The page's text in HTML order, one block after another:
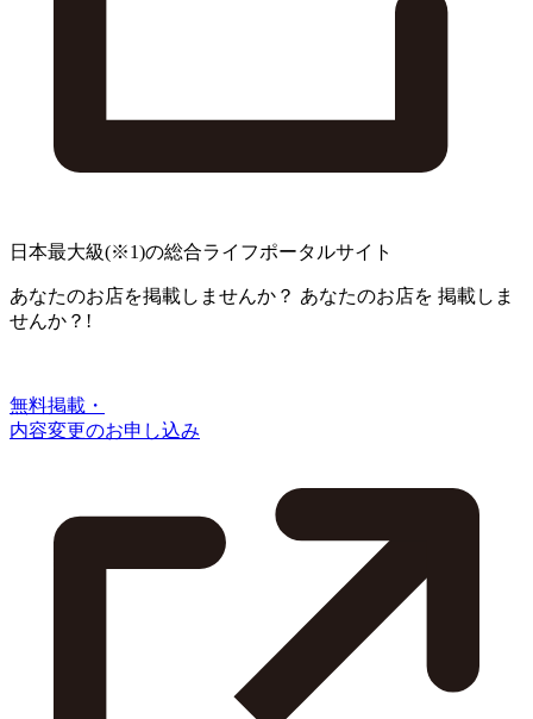
日本最大級(※1)の総合ライフポータルサイト
あなたのお店を掲載しませんか？ あなたのお店を 掲載しま
せんか？!
無料掲載・
内容変更のお申し込み